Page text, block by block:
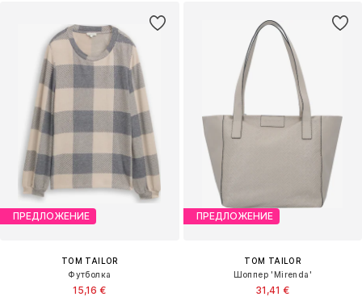
ПРЕДЛОЖЕНИЕ
TOM TAILOR
Футболка
15,16 €
ПРЕДЛОЖЕНИЕ
TOM TAILOR
Шоппер 'Mirenda'
31,41 €